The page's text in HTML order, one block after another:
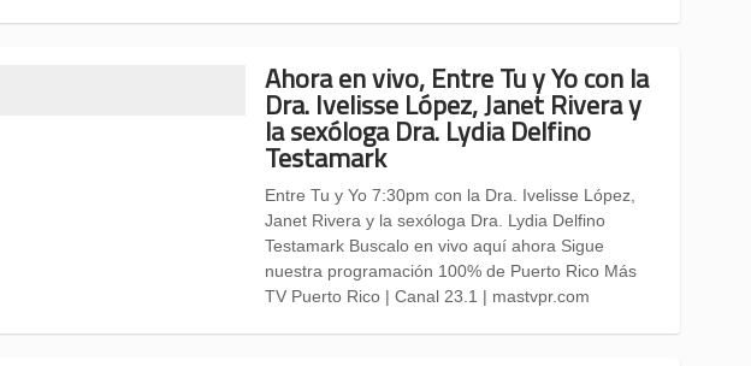
Ahora en vivo, Entre Tu y Yo con la
Dra. Ivelisse López, Janet Rivera y
la sexóloga Dra. Lydia Delfino
Testamark
Entre Tu y Yo 7:30pm con la Dra. Ivelisse López,
Janet Rivera y la sexóloga Dra. Lydia Delfino
Testamark Buscalo en vivo aquí ahora Sigue
nuestra programación 100% de Puerto Rico Más
TV Puerto Rico | Canal 23.1 | mastvpr.com